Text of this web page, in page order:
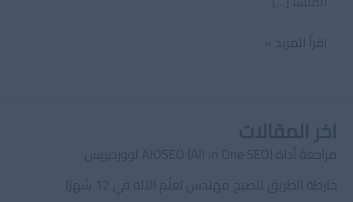
كتاب
اقرأ المزيد »
مراجعة أداة AIOSEO (All in One SEO) لووردبريس
خارطة الطريق لتصبح مهندس تعلّم الآلة في 12 شهرًا